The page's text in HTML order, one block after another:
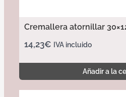
Cremallera atornillar
14,23€ IVA incluido
Añadir a la